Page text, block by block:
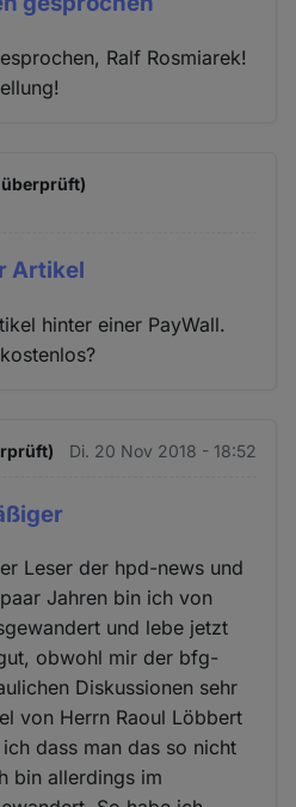
Ralf Rosmiarek!
Artikel
hinter einer PayWall.
Di. 20 Nov 2018 - 18:52
Leser der hpd-news und
Jahren bin ich von
und lebe jetzt
obwohl mir der bfg-
Diskussionen sehr
von Herrn Raoul Löbbert
dass man das so nicht
bin allerdings im